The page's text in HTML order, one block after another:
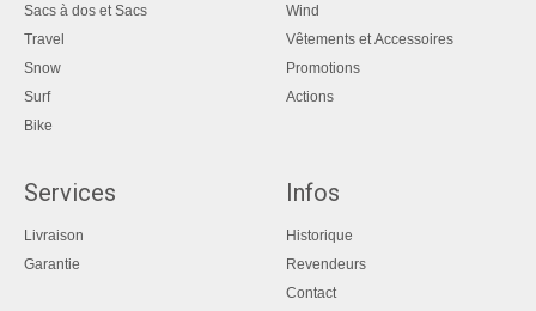
Sacs à dos et Sacs
Travel
Snow
Surf
Bike
Wind
Vêtements et Accessoires
Promotions
Actions
Services
Livraison
Garantie
Infos
Historique
Revendeurs
Contact